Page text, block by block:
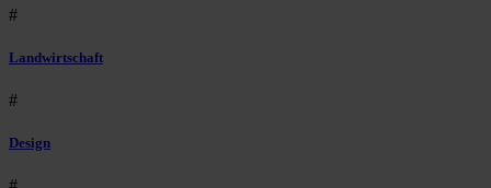
#
Landwirtschaft
#
Design